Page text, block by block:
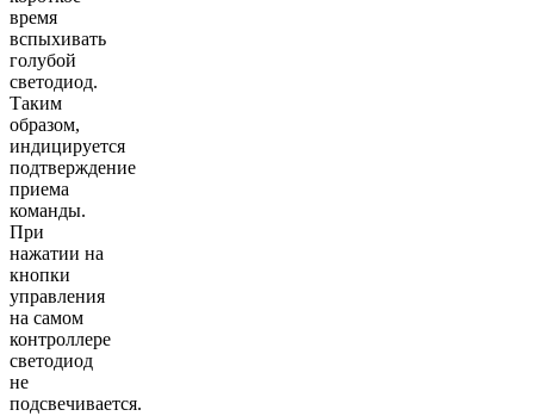
время
вспыхивать
голубой
светодиод.
Таким
образом,
индицируется
подтверждение
приема
команды.
При
нажатии на
кнопки
управления
на самом
контроллере
светодиод
не
подсвечивается.